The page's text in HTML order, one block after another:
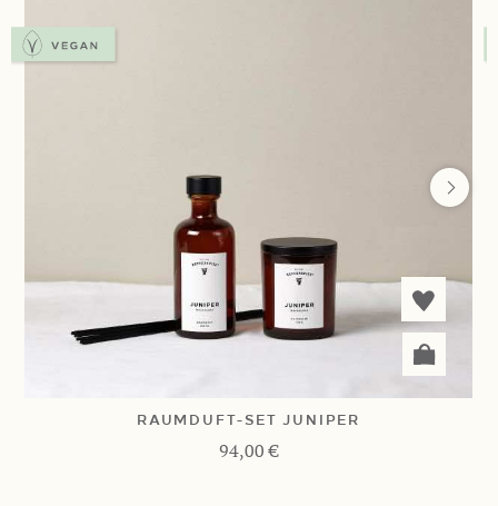
RAUMDUFT-SET JUNIPER
94,00 €